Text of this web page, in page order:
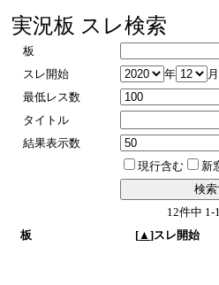
実況板 スレ検索
板
スレ開始
年 月
最低レス数
タイトル
結果表示数
現行含む
新
12件中 1-
板
[▲ ]スレ開始